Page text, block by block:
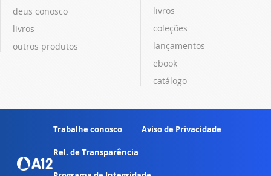
deus conosco
livros
outros produtos
livros
coleções
lançamentos
ebook
catálogo
Trabalhe conosco Aviso de Privacidade
Rel. de Transparência